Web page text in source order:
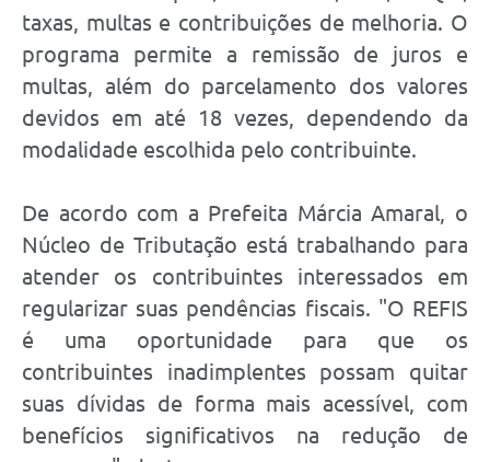
taxas, multas e contribuições de melhoria. O
programa permite a remissão de juros e
multas, além do parcelamento dos valores
devidos em até 18 vezes, dependendo da
modalidade escolhida pelo contribuinte.
De acordo com a Prefeita Márcia Amaral, o
Núcleo de Tributação está trabalhando para
atender os contribuintes interessados em
regularizar suas pendências fiscais. "O REFIS
é uma oportunidade para que os
contribuintes inadimplentes possam quitar
suas dívidas de forma mais acessível, com
benefícios significativos na redução de